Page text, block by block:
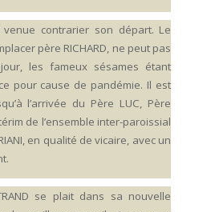
contrarier son départ. Le
père RICHARD, ne peut pas
les fameux sésames étant
pour cause de pandémie. Il est
l’arrivée du Père LUC, Père
de l’ensemble inter-paroissial
en qualité de vicaire, avec un
se plait dans sa nouvelle